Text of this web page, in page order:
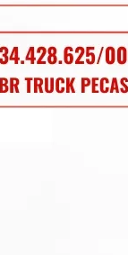
lataria,
de peças
para
para
de procedência
de veículo sucata